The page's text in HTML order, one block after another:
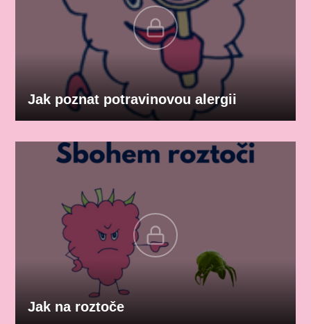
Jak poznat potravinovou alergii
Jak na roztoče